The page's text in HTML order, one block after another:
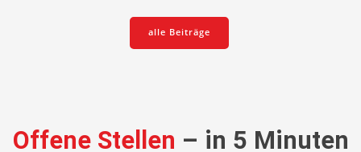
alle Beiträge
Offene Stellen – in 5 Minuten